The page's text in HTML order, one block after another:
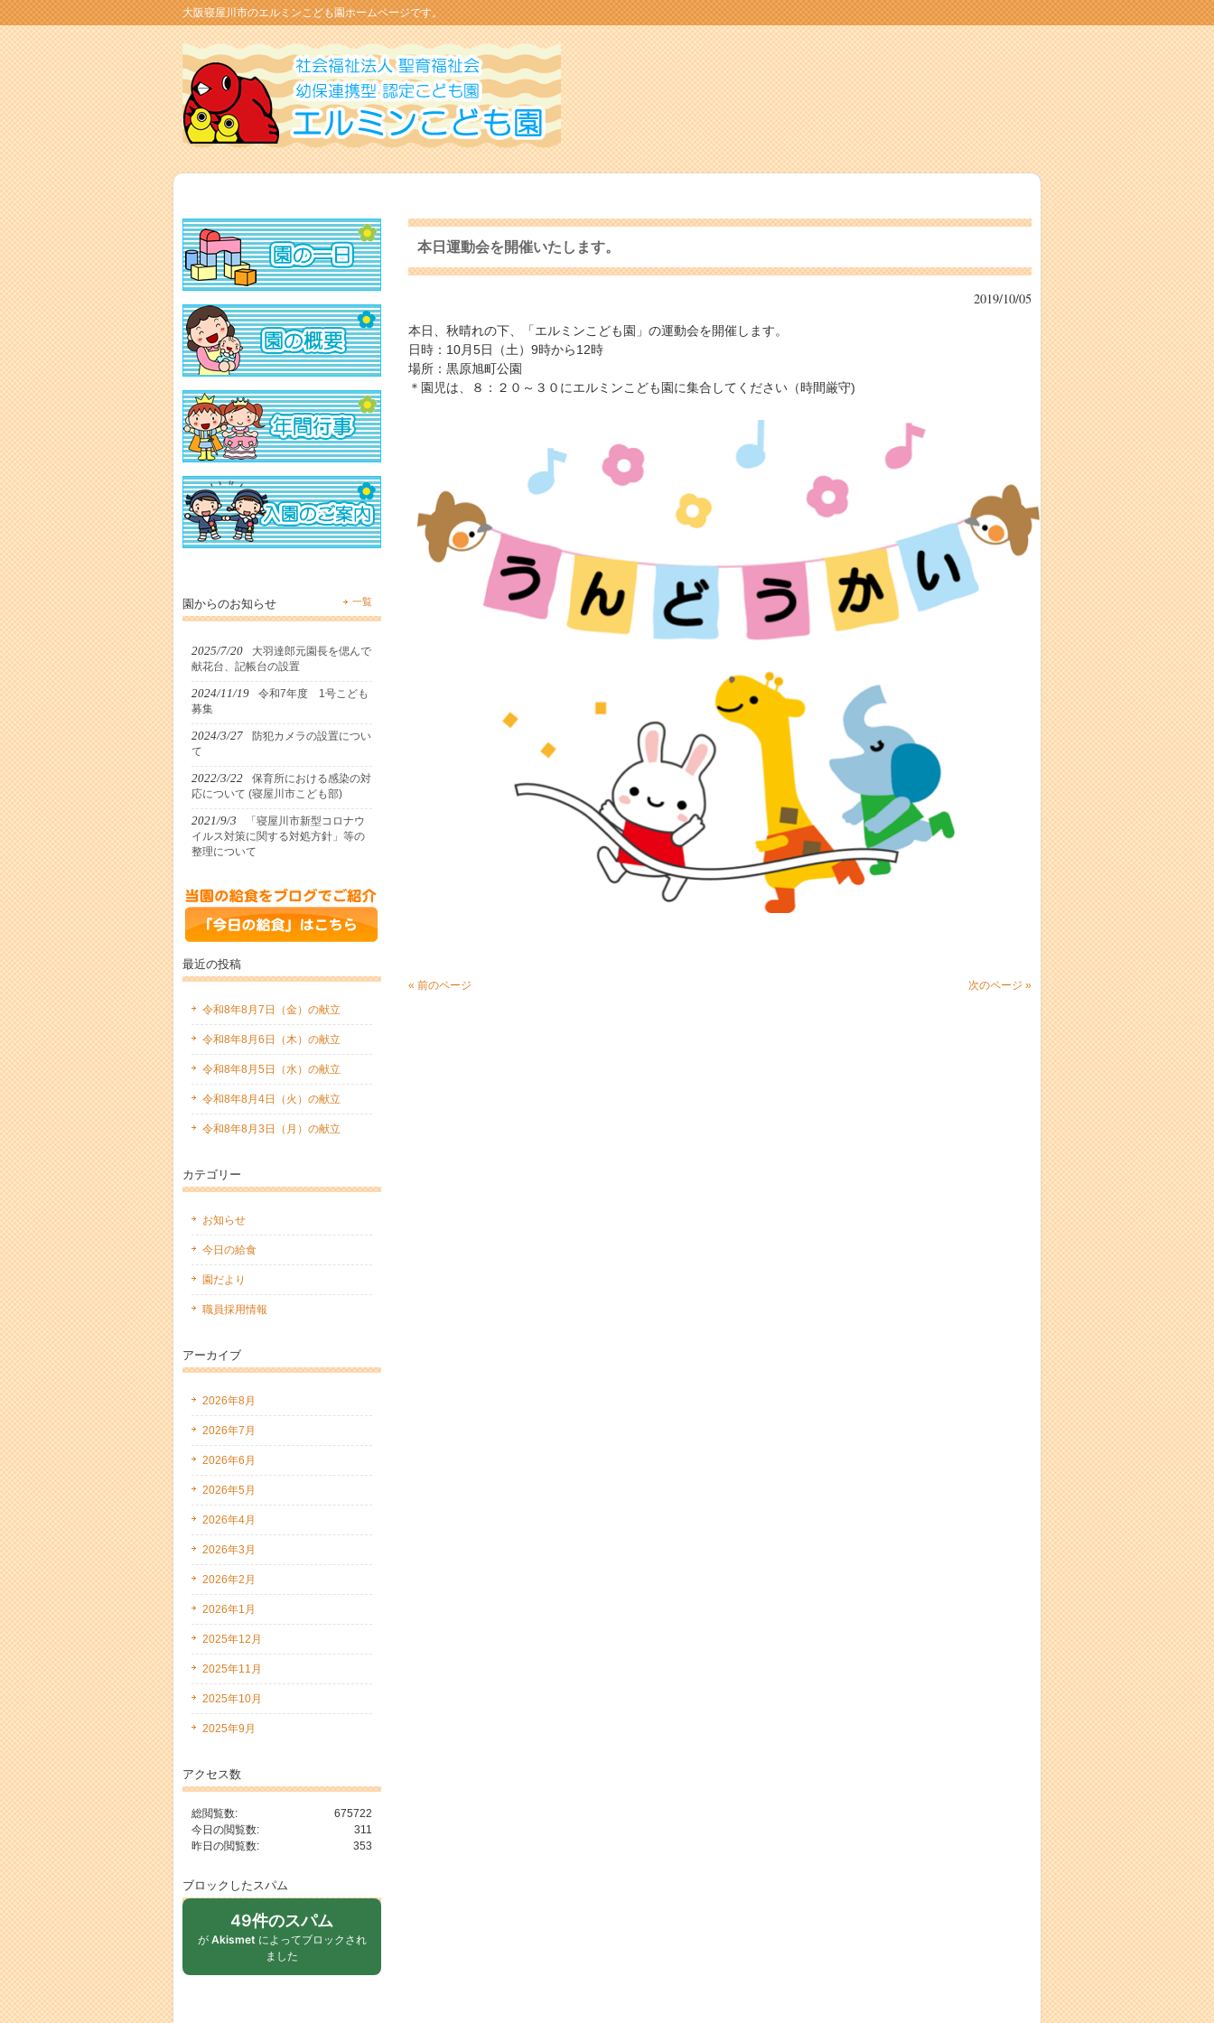
大阪寝屋川市のエルミンこども園ホームページです。
本日運動会を開催いたします。
2019/10/05
本日、秋晴れの下、「エルミンこども園」の運動会を開催します。
日時：10月5日（土）9時から12時
場所：黒原旭町公園
＊園児は、８：２０～３０にエルミンこども園に集合してください（時間厳守)
« 前のページ 次のページ »
園からのお知らせ 一覧
2025/7/20
大羽達郎元園長を偲んで
献花台、記帳台の設置
2024/11/19
令和7年度 1号こども
募集
2024/3/27
防犯カメラの設置につい
て
2022/3/22
保育所における感染の対
応について (寝屋川市こども部)
2021/9/3
「寝屋川市新型コロナウ
イルス対策に関する対処方針」等の
整理について
最近の投稿
令和8年8月7日（金）の献立
令和8年8月6日（木）の献立
令和8年8月5日（水）の献立
令和8年8月4日（火）の献立
令和8年8月3日（月）の献立
カテゴリー
お知らせ
今日の給食
園だより
職員採用情報
アーカイブ
2026年8月
2026年7月
2026年6月
2026年5月
2026年4月
2026年3月
2026年2月
2026年1月
2025年12月
2025年11月
2025年10月
2025年9月
アクセス数
675722
総閲覧数:
311
今日の閲覧数:
353
昨日の閲覧数:
ブロックしたスパム
49件のスパム
が Akismet によってブロックされ
ました